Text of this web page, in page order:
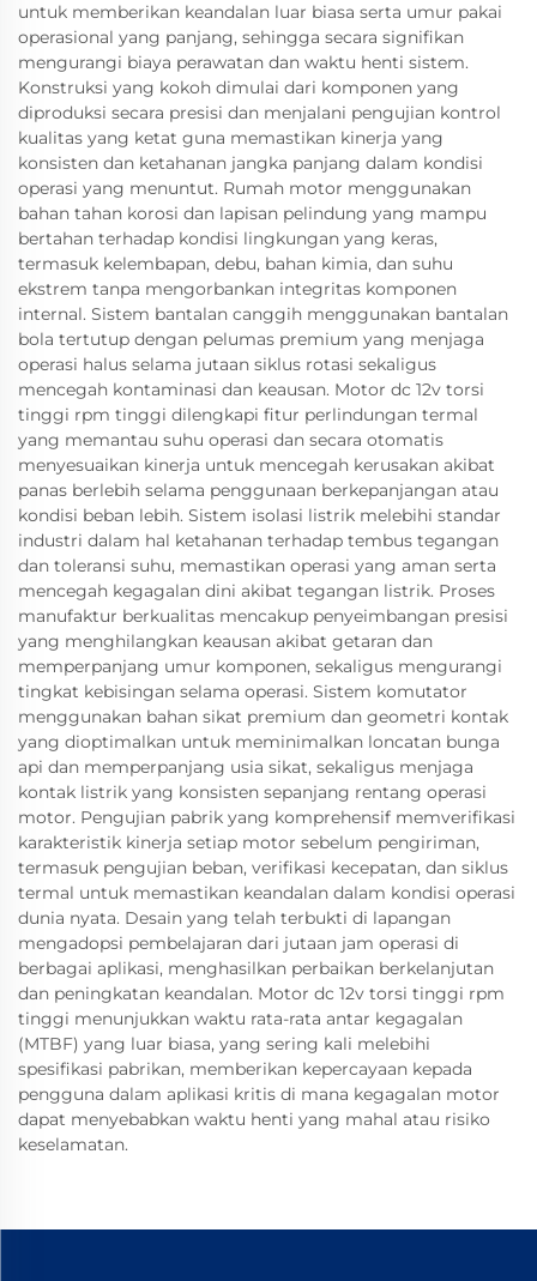
untuk memberikan keandalan luar biasa serta umur pakai
operasional yang panjang, sehingga secara signifikan
mengurangi biaya perawatan dan waktu henti sistem.
Konstruksi yang kokoh dimulai dari komponen yang
diproduksi secara presisi dan menjalani pengujian kontrol
kualitas yang ketat guna memastikan kinerja yang
konsisten dan ketahanan jangka panjang dalam kondisi
operasi yang menuntut. Rumah motor menggunakan
bahan tahan korosi dan lapisan pelindung yang mampu
bertahan terhadap kondisi lingkungan yang keras,
termasuk kelembapan, debu, bahan kimia, dan suhu
ekstrem tanpa mengorbankan integritas komponen
internal. Sistem bantalan canggih menggunakan bantalan
bola tertutup dengan pelumas premium yang menjaga
operasi halus selama jutaan siklus rotasi sekaligus
mencegah kontaminasi dan keausan. Motor dc 12v torsi
tinggi rpm tinggi dilengkapi fitur perlindungan termal
yang memantau suhu operasi dan secara otomatis
menyesuaikan kinerja untuk mencegah kerusakan akibat
panas berlebih selama penggunaan berkepanjangan atau
kondisi beban lebih. Sistem isolasi listrik melebihi standar
industri dalam hal ketahanan terhadap tembus tegangan
dan toleransi suhu, memastikan operasi yang aman serta
mencegah kegagalan dini akibat tegangan listrik. Proses
manufaktur berkualitas mencakup penyeimbangan presisi
yang menghilangkan keausan akibat getaran dan
memperpanjang umur komponen, sekaligus mengurangi
tingkat kebisingan selama operasi. Sistem komutator
menggunakan bahan sikat premium dan geometri kontak
yang dioptimalkan untuk meminimalkan loncatan bunga
api dan memperpanjang usia sikat, sekaligus menjaga
kontak listrik yang konsisten sepanjang rentang operasi
motor. Pengujian pabrik yang komprehensif memverifikasi
karakteristik kinerja setiap motor sebelum pengiriman,
termasuk pengujian beban, verifikasi kecepatan, dan siklus
termal untuk memastikan keandalan dalam kondisi operasi
dunia nyata. Desain yang telah terbukti di lapangan
mengadopsi pembelajaran dari jutaan jam operasi di
berbagai aplikasi, menghasilkan perbaikan berkelanjutan
dan peningkatan keandalan. Motor dc 12v torsi tinggi rpm
tinggi menunjukkan waktu rata-rata antar kegagalan
(MTBF) yang luar biasa, yang sering kali melebihi
spesifikasi pabrikan, memberikan kepercayaan kepada
pengguna dalam aplikasi kritis di mana kegagalan motor
dapat menyebabkan waktu henti yang mahal atau risiko
keselamatan.